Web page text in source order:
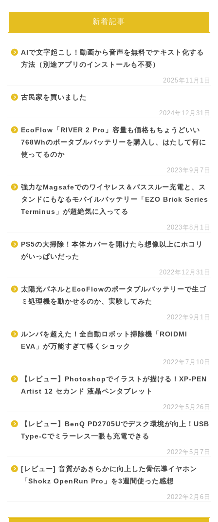
新着記事
AIで文字起こし！動画から音声を無料でテキスト化する
方法（別途アプリのインストールも不要）
2025年11月1日
古民家を買いました
2024年12月31日
EcoFlow「RIVER 2 Pro」容量も価格もちょうどいい
768Whのポータブルバッテリーを購入し、はたして何に
使ってるのか
2023年9月7日
強力なMagsafeでのワイヤレス＆パススルー充電と、ス
タンドにもなるモバイルバッテリー「EZO Brick Series
Terminus」が超絶気に入ってる
2023年8月1日
PS5の大掃除！本体カバーを開けたら想像以上にホコリ
がいっぱいだった
2022年12月31日
太陽光パネルとEcoFlowのポータブルバッテリーで生ゴ
ミ処理機を動かせるのか、実験してみた
2022年9月1日
ルンバを超えた！全自動ロボット掃除機「ROIDMI
EVA」が万能すぎて軽くショック
2022年7月10日
【レビュー】Photoshopでイラストが描ける！XP-PEN
Artist 12 セカンド 液晶ペンタブレット
2022年5月26日
【レビュー】BenQ PD2705Uでデスク環境が向上！USB
Type-Cでミラーレス一眼も充電できる
2022年5月7日
[レビュー] 音質があきらかに向上した骨伝導イヤホン
「Shokz OpenRun Pro」を3週間使った感想
2022年2月6日